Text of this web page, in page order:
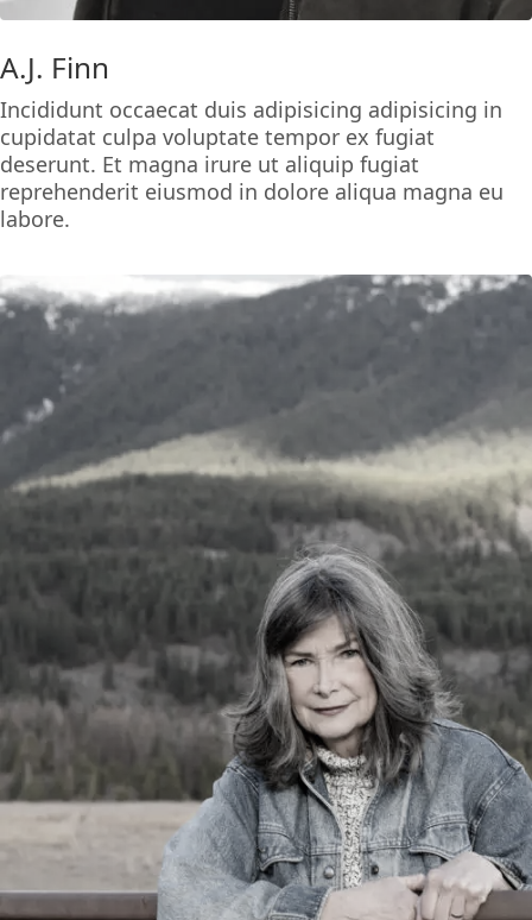
A.J. Finn
Incididunt occaecat duis adipisicing adipisicing in
cupidatat culpa voluptate tempor ex fugiat
deserunt. Et magna irure ut aliquip fugiat
reprehenderit eiusmod in dolore aliqua magna eu
labore.